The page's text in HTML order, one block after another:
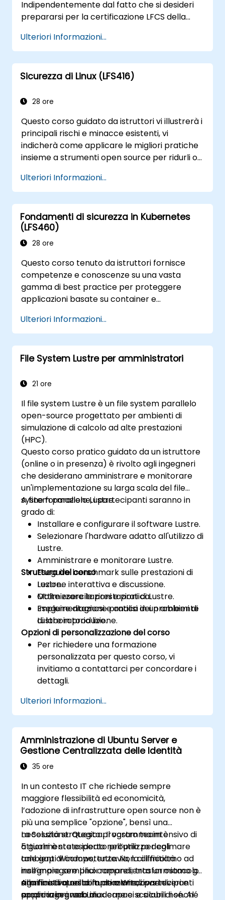
Indipendentemente dal fatto che si desideri
prepararsi per la certificazione LFCS della
campo di Linux, effettuare il passaggio da
altre piattaforme a Linux o semplicemente
consolidare le proprie abilità tecniche, questo
corso tenuto da un istruttore risponderà alle
Ulteriori Informazioni...
Sicurezza di Linux (LFS416)
28 ore
Questo corso guidato da istruttori vi illustrerà i
principali rischi e minacce esistenti, vi
indicherà come applicare le migliori pratiche
insieme a strumenti open source per ridurli o
necessario sapere per riconoscere e
superare gli attacchi che potrebbero
verificarsi.
Ulteriori Informazioni...
Fondamenti di sicurezza in Kubernetes
(LFS460)
28 ore
Questo corso tenuto da istruttori fornisce
competenze e conoscenze su una vasta
gamma di best practice per proteggere
applicazioni basate su container e
sviluppo, distribuzione ed esecuzione.
Ulteriori Informazioni...
File System Lustre per amministratori
21 ore
Il file system Lustre è un file system parallelo
open-source progettato per ambienti di
simulazione di calcolo ad alte prestazioni
(HPC).
Questo corso pratico guidato da un istruttore
(online o in presenza) è rivolto agli ingegneri
che desiderano amministrare e monitorare
un'implementazione su larga scala del file
system parallelo Lustre.
A fine formazione, i partecipanti saranno in
grado di:
Installare e configurare il software Lustre.
Selezionare l'hardware adatto all'utilizzo di
Lustre.
Amministrare e monitorare Lustre.
Eseguire benchmark sulle prestazioni di
Lustre.
Ottimizzare le prestazioni di Lustre.
Eseguire diagnosi e analisi dei problemi di
Lustre in produzione.
Struttura del corso
Lezione interattiva e discussione.
Molte esercitazioni e pratica.
Implementazione pratica in un ambiente
di laboratorio live.
Opzioni di personalizzazione del corso
Per richiedere una formazione
personalizzata per questo corso, vi
invitiamo a contattarci per concordare i
dettagli.
Ulteriori Informazioni...
Amministrazione di Ubuntu Server e
Gestione Centralizzata delle Identità
35 ore
In un contesto IT che richiede sempre
maggiore flessibilità ed economicità,
l’adozione di infrastrutture open source non è
più una semplice "opzione", bensì una
necessità strategica. Il vostro team è
attualmente esperto nell’utilizzo degli
ambienti Windows; tuttavia, la difficoltà
nell’impiegare Linux rappresenta un ostacolo
significativo nella implementazione di
applicazioni web moderne e scalabili nonché
La Soluzione: Questo programma intensivo di
5 giorni è stato ideato proprio per colmare
tale gap di competenze. Non ci limitiamo ad
insegnare semplici comandi; trasformiamo gli
amministratori abituati a Windows in veri e
propri ingegneri Linux capaci e sicuri di sé. Al
Alla fine di questa formazione, i partecipanti
saranno in grado di: